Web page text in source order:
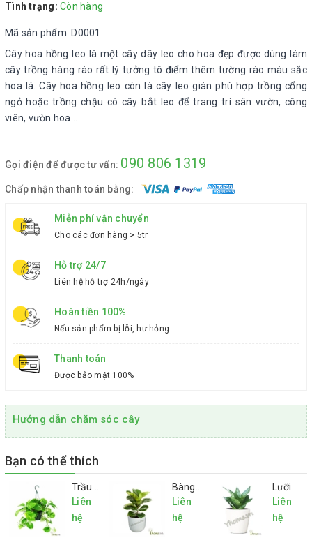
Tình trạng: Còn hàng
Mã sản phẩm: D0001
Cây hoa hồng leo là một cây dây leo cho hoa đẹp được dùng làm
cây trồng hàng rào rất lý tưởng tô điểm thêm tường rào màu sắc
hoa lá. Cây hoa hồng leo còn là cây leo giàn phù hợp trồng cổng
ngỏ hoặc trồng chậu có cây bắt leo để trang trí sân vườn, công
viên, vườn hoa…
Gọi điện để được tư vấn: 090 806 1319
Chấp nhận thanh toán bằng:
Miễn phí vận chuyển
Cho các đơn hàng > 5tr
Hỗ trợ 24/7
Liên hệ hỗ trợ 24h/ngày
Hoàn tiền 100%
Nếu sản phẩm bị lỗi, hư hỏng
Thanh toán
Được bảo mật 100%
Hướng dẫn chăm sóc cây
Bạn có thể thích
Liên
hệ
Liên
hệ
Liên
hệ